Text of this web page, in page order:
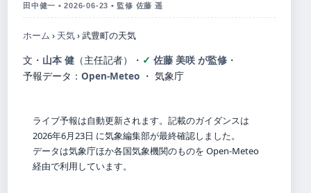
田中健一 • 2026-06-23 • 監修 佐藤 遥
ホーム › 天気›武豊町の天気
文・ 山本 健 （主任記者） ・ 佐藤 美咲 が監修 ・
予報データ： Open-Meteo ・ 気象庁
ライブ予報は自動更新されます。記載のガイダンスは
2026年6月23日 に気象編集部が最終確認しました。
データは気象庁ほか各国気象機関のものを Open-Meteo
経由で利用しています。